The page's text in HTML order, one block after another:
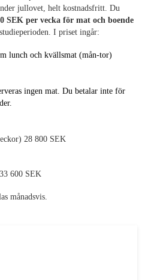
jullovet, helt kostnadsfritt. Du
SEK per vecka för mat och boende
I priset ingår:
lunch och kvällsmat (mån-tor)
ingen mat. Du betalar inte för
28 800 SEK
600 SEK
månadsvis.